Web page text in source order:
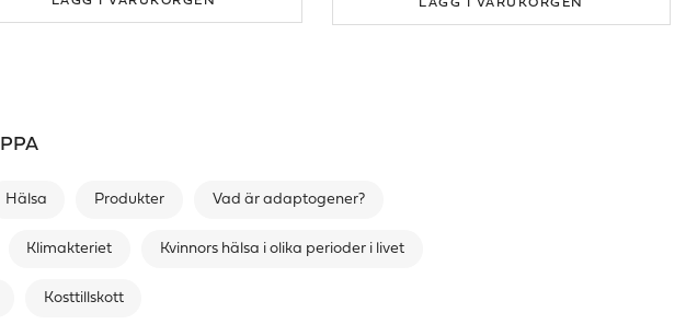
LÄGG I VARUKORGEN
Hälsa Produkter Vad är adaptogener?
Klimakteriet Kvinnors hälsa i olika perioder i livet
Kosttillskott